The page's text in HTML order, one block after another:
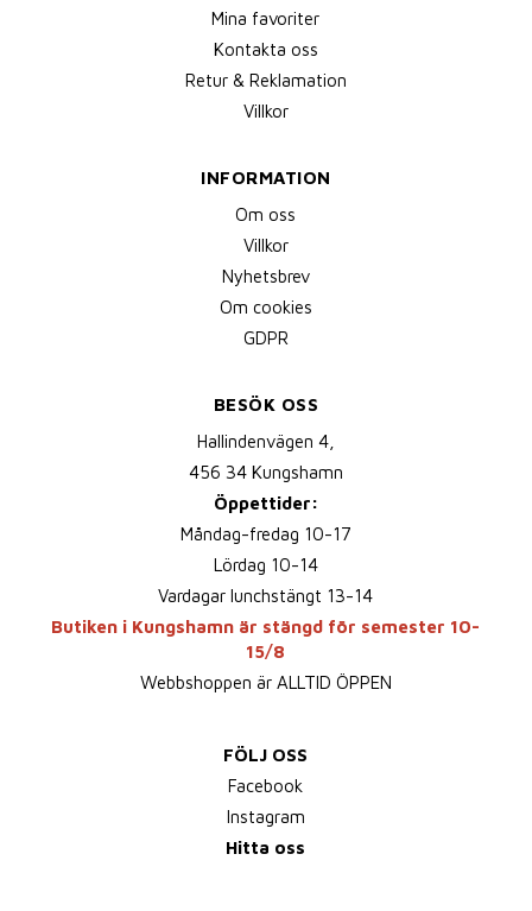
Mina favoriter
Kontakta oss
Retur & Reklamation
Villkor
INFORMATION
Om oss
Villkor
Nyhetsbrev
Om cookies
GDPR
BESÖK OSS
Hallindenvägen 4,
456 34 Kungshamn
Öppettider:
Måndag-fredag 10-17
Lördag 10-14
Vardagar lunchstängt 13-14
Butiken i Kungshamn är stängd för semester 10-
15/8
Webbshoppen är ALLTID ÖPPEN
FÖLJ OSS
Facebook
Instagram
Hitta oss